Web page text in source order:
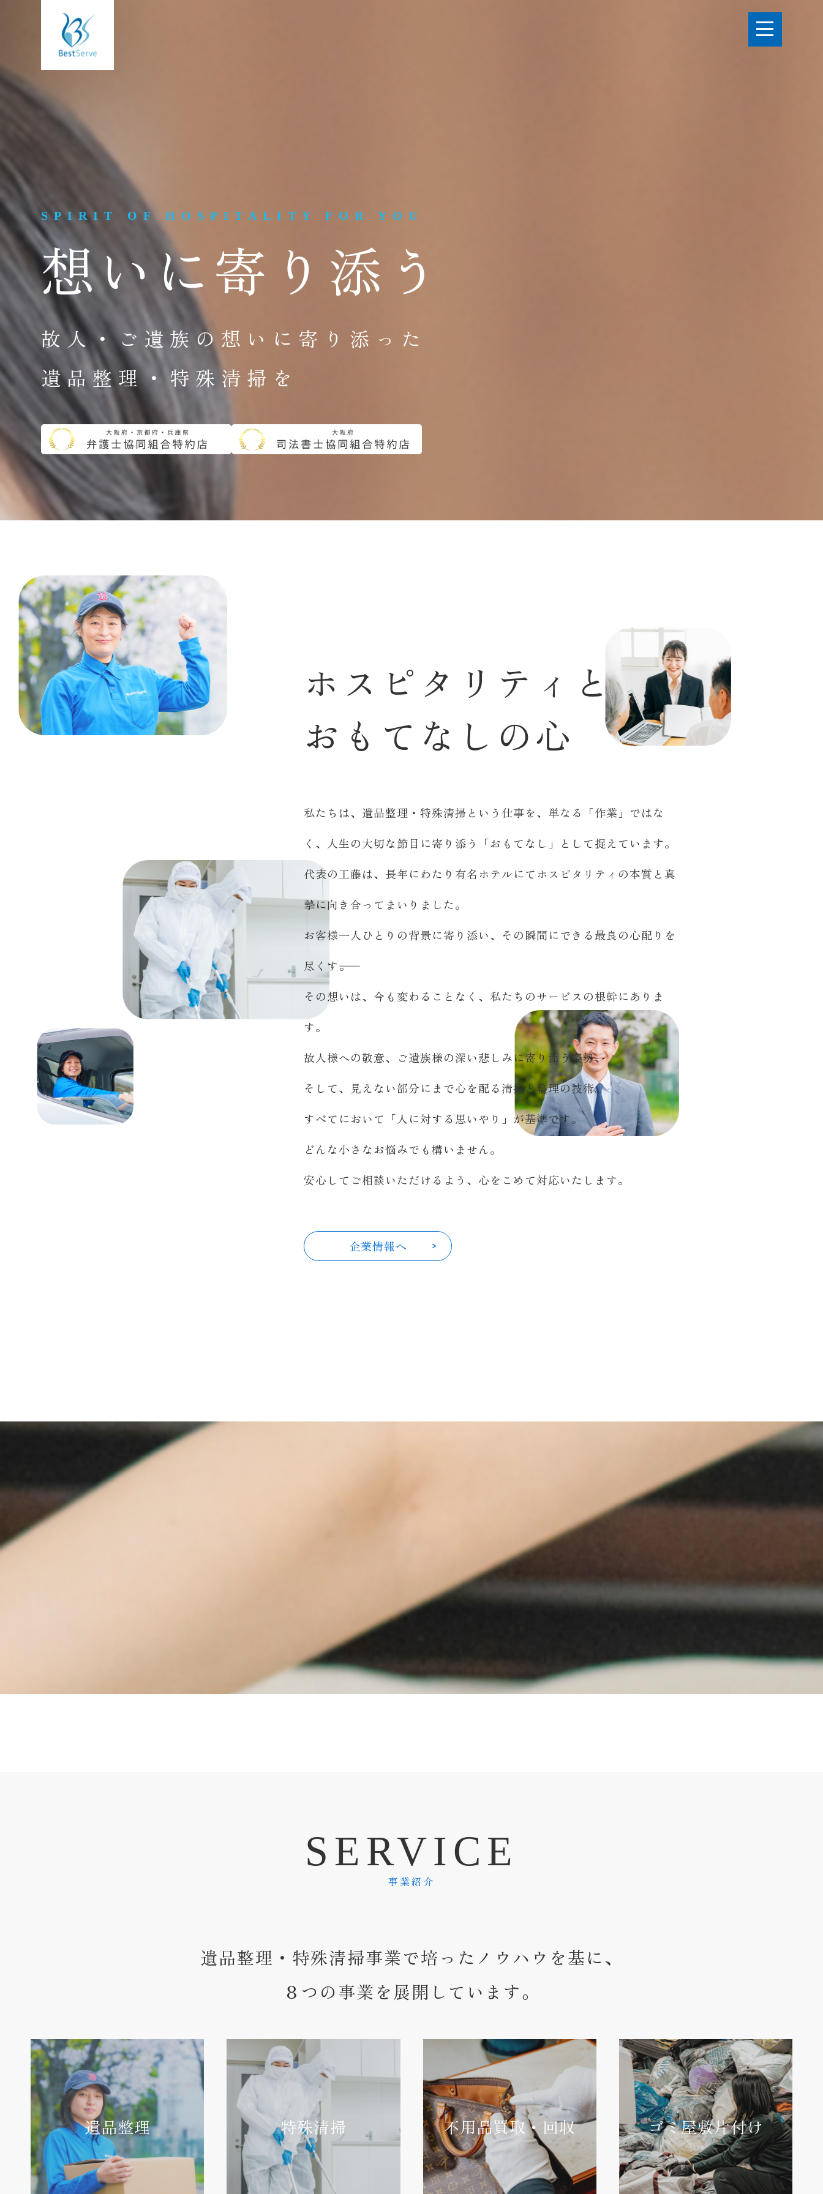
SPIRIT OF HOSPITALITY FOR YOU
想いに寄り添う
故人・ご遺族の想いに寄り添った
遺品整理・特殊清掃を
ホ ス ピ タ リ テ ィ と
お も て な し の心
私たちは、遺品整理・特殊清掃という仕事を、単なる「作業」ではな
く、人生の大切な節目に寄り添う「おもてなし」として捉えています。
代表の工藤は、長年にわたり有名ホテルにてホスピタリティの本質と真
摯に向き合ってまいりました。
お客様一人ひとりの背景に寄り添い、その瞬間にできる最良の心配りを
尽くす――。
その想いは、今も変わることなく、私たちのサービスの根幹にありま
す。
故人様への敬意、ご遺族様の深い悲しみに寄り添う姿勢、
そして、見えない部分にまで心を配る清掃と整理の技術。
すべてにおいて「人に対する思いやり」が基準です。
どんな小さなお悩みでも構いません。
安心してご相談いただけるよう、心をこめて対応いたします。
企業情報へ
S E RVICE
事業紹介
遺品整理・特殊清掃事業で培ったノウハウを基に、
８つの事業を展開しています。
遺品整理 特殊清掃 不用品買取・回収 ゴミ屋敷片付け